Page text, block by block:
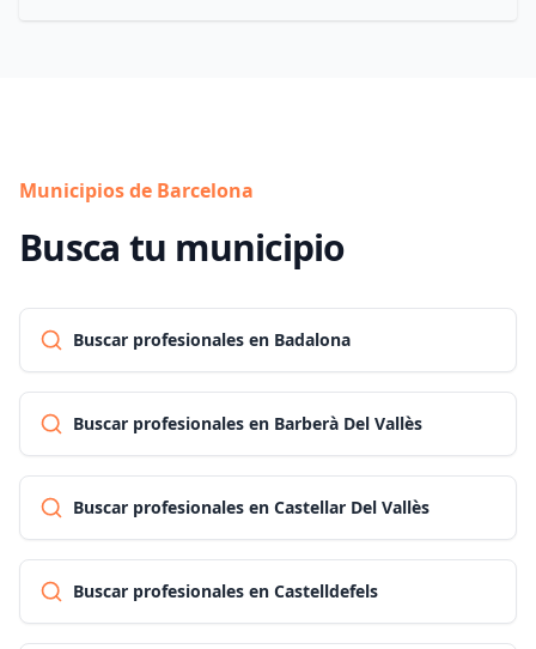
Municipios de Barcelona
Busca tu municipio
Buscar profesionales en Badalona
Buscar profesionales en Barberà Del Vallès
Buscar profesionales en Castellar Del Vallès
Buscar profesionales en Castelldefels